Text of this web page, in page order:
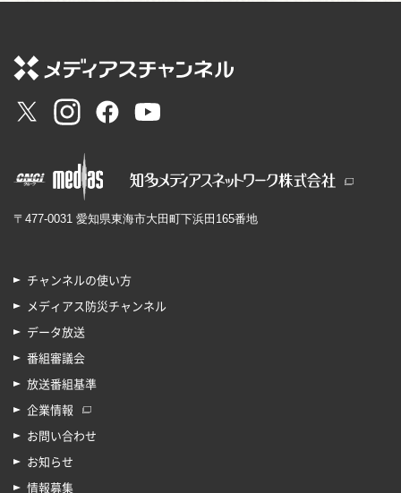
〒477-0031 愛知県東海市大田町下浜田165番地
チャンネルの使い方
メディアス防災チャンネル
データ放送
番組審議会
放送番組基準
企業情報
お問い合わせ
お知らせ
情報募集